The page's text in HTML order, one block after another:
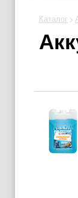
Каталог